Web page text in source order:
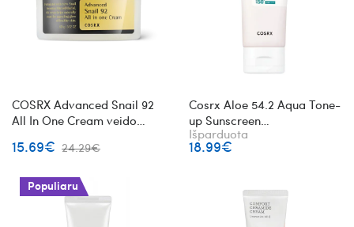
COSRX Advanced Snail 92
All In One Cream veido
15.69€ 24.29€
Cosrx Aloe 54.2 Aqua Tone-
up Sunscreen
SPF50+/PA++++ tonuojantis
apsauginis kremas nuo
Išparduota
18.99€
Populiaru